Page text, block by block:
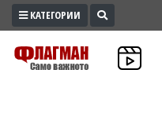
ПРОМО
ЗОНА
КАТЕГОРИИ